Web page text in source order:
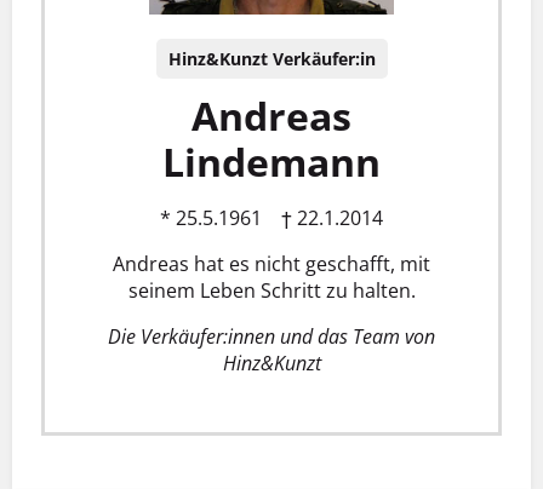
Hinz&Kunzt Verkäufer:in
Andreas
Lindemann
* 25.5.1961 † 22.1.2014
Andreas hat es nicht geschafft, mit
seinem Leben Schritt zu halten.
Die Verkäufer:innen und das Team von
Hinz&Kunzt